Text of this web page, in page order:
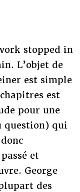
stopped in
L’objet de
est simple
est
pour une
question) qui
et
George
des